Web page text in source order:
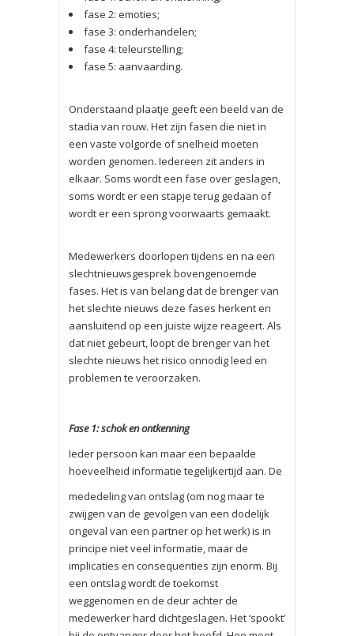
fase 2: emoties;
fase 3: onderhandelen;
fase 4: teleurstelling;
fase 5: aanvaarding.
Onderstaand plaatje geeft een beeld van de
stadia van rouw. Het zijn fasen die niet in
een vaste volgorde of snelheid moeten
worden genomen. Iedereen zit anders in
elkaar. Soms wordt een fase over geslagen,
soms wordt er een stapje terug gedaan of
wordt er een sprong voorwaarts gemaakt.
Medewerkers doorlopen tijdens en na een
slechtnieuwsgesprek bovengenoemde
fases. Het is van belang dat de brenger van
het slechte nieuws deze fases herkent en
aanslui­tend op een juiste wijze reageert. Als
dat niet gebeurt, loopt de brenger van het
slechte nieuws het risico onnodig leed en
problemen te veroorzaken.
Fase 1: schok en ontkenning
Ieder persoon kan maar een bepaalde
hoeveelheid informatie tegelijkertijd aan. De
mededeling van ontslag (om nog maar te
zwijgen van de gevolgen van een dodelijk
ongeval van een partner op het werk) is in
principe niet veel informatie, maar de
implicaties en consequenties zijn enorm. Bij
een ontslag wordt de toekomst
weggenomen en de deur achter de
medewerker hard dichtgeslagen. Het ‘spookt’